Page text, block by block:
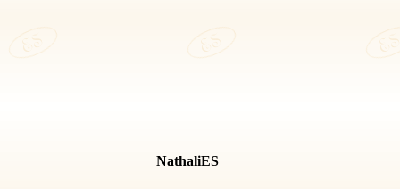
NathaliES